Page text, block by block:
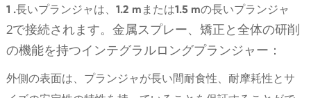
1 .長いプランジャは、1.2 mまたは1.5 mの長いプランジャ
2で接続されます。金属スプレー、矯正と全体の研削
の機能を持つインテグラルロングプランジャー：
外側の表面は、プランジャが長い間耐食性、耐摩耗性とサ